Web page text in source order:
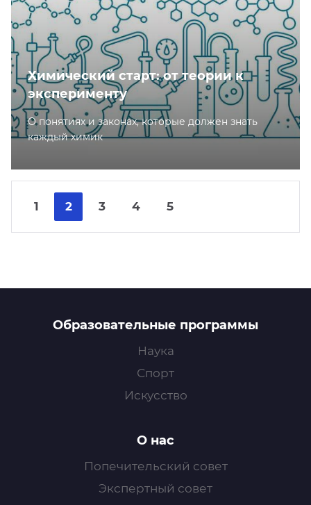
Химический старт: от теории к
эксперименту
О понятиях и законах, которые должен знать
каждый химик
1 2 3 4 5
Образовательные программы
Наука
Спорт
Искусство
О нас
Попечительский совет
Экспертный совет